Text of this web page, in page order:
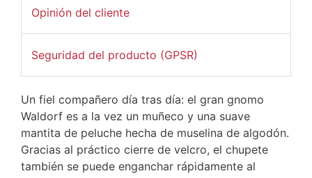
Opinión del cliente
Seguridad del producto (GPSR)
Un fiel compañero día tras día: el gran gnomo
Waldorf es a la vez un muñeco y una suave
mantita de peluche hecha de muselina de algodón.
Gracias al práctico cierre de velcro, el chupete
también se puede enganchar rápidamente al